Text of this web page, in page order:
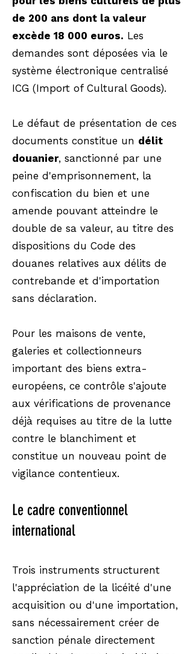
de 200 ans dont la valeur
excède 18 000 euros. Les
demandes sont déposées via le
système électronique centralisé
ICG (Import of Cultural Goods).
Le défaut de présentation de ces
documents constitue un délit
douanier, sanctionné par une
peine d'emprisonnement, la
confiscation du bien et une
amende pouvant atteindre le
double de sa valeur, au titre des
dispositions du Code des
douanes relatives aux délits de
contrebande et d'importation
sans déclaration.
Pour les maisons de vente,
galeries et collectionneurs
important des biens extra-
européens, ce contrôle s'ajoute
aux vérifications de provenance
déjà requises au titre de la lutte
contre le blanchiment et
constitue un nouveau point de
vigilance contentieux.
Le cadre conventionnel
international
Trois instruments structurent
l'appréciation de la licéité d'une
acquisition ou d'une importation,
sans nécessairement créer de
sanction pénale directement